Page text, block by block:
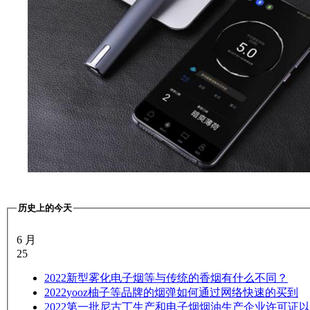
历史上的今天
6 月
25
2022新型雾化电子烟等与传统的香烟有什么不同？
2022yooz柚子等品牌的烟弹如何通过网络快速的买到
2022第一批尼古丁生产和电子烟烟油生产企业许可证